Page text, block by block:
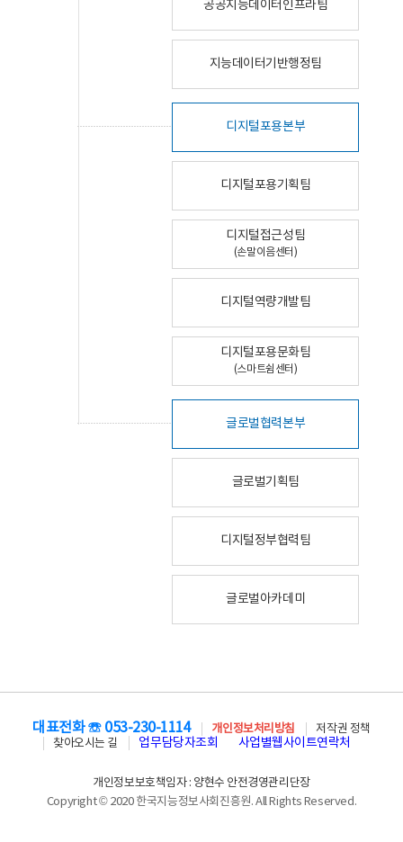
공공지능데이터인프라팀
지능데이터기반행정팀
디지털포용본부
디지털포용기획팀
디지털접근성팀
(손말이음센터)
디지털역량개발팀
디지털포용문화팀
(스마트쉼센터)
글로벌협력본부
글로벌기획팀
디지털정부협력팀
글로벌아카데미
대표전화 ☏ 053-230-1114 개인정보처리방침
저작권 정책
찾아오시는 길
업무담당자조회 사업별웹사이트연락처
개인정보보호책임자 : 양현수 안전경영관리단장
Copyright © 2020 한국지능정보사회진흥원. All Rights Reserved.